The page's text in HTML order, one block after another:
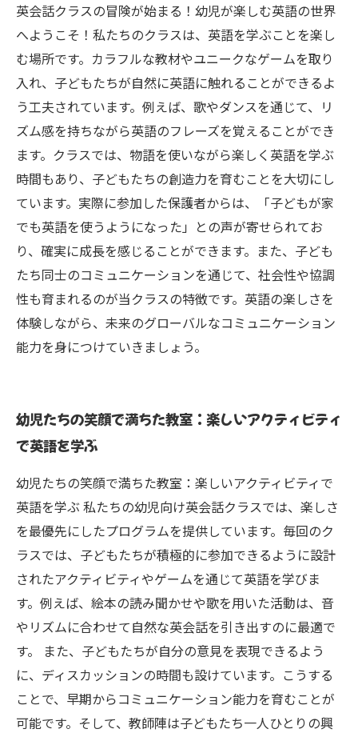
英語を通じて広がる子どもたちの世界：国際感
覚を育む
未来への第一歩：楽しい英会話クラスで夢を育
てよう
英会話クラスの冒険が始まる！幼児が楽しむ英語の世界
へようこそ！私たちのクラスは、英語を学ぶことを楽し
む場所です。カラフルな教材やユニークなゲームを取り
入れ、子どもたちが自然に英語に触れることができるよ
う工夫されています。例えば、歌やダンスを通じて、リ
ズム感を持ちながら英語のフレーズを覚えることができ
ます。クラスでは、物語を使いながら楽しく英語を学ぶ
時間もあり、子どもたちの創造力を育むことを大切にし
ています。実際に参加した保護者からは、「子どもが家
でも英語を使うようになった」との声が寄せられてお
り、確実に成長を感じることができます。また、子ども
たち同士のコミュニケーションを通じて、社会性や協調
性も育まれるのが当クラスの特徴です。英語の楽しさを
体験しながら、未来のグローバルなコミュニケーション
能力を身につけていきましょう。
幼児たちの笑顔で満ちた教室：楽しいアクティビティ
で英語を学ぶ
幼児たちの笑顔で満ちた教室：楽しいアクティビティで
英語を学ぶ 私たちの幼児向け英会話クラスでは、楽しさ
を最優先にしたプログラムを提供しています。毎回のク
ラスでは、子どもたちが積極的に参加できるように設計
されたアクティビティやゲームを通じて英語を学びま
す。例えば、絵本の読み聞かせや歌を用いた活動は、音
やリズムに合わせて自然な英会話を引き出すのに最適で
す。 また、子どもたちが自分の意見を表現できるよう
に、ディスカッションの時間も設けています。こうする
ことで、早期からコミュニケーション能力を育むことが
可能です。そして、教師陣は子どもたち一人ひとりの興